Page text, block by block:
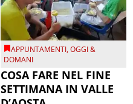
APPUNTAMENTI,OGGI &
DOMANI
COSA FARE NEL FINE
SETTIMANA IN VALLE